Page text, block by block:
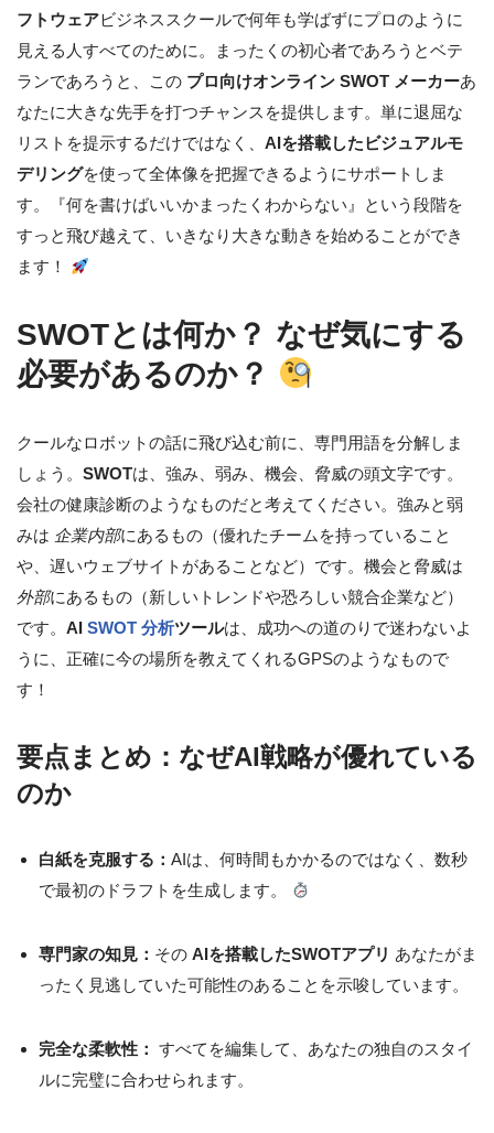
フトウェアビジネススクールで何年も学ばずにプロのように
見える人すべてのために。まったくの初心者であろうとベテ
ランであろうと、この プロ向けオンライン SWOT メーカーあ
なたに大きな先手を打つチャンスを提供します。単に退屈な
リストを提示するだけではなく、 AIを搭載したビジュアルモ
デリングを使って全体像を把握できるようにサポートしま
す。『何を書けばいいかまったくわからない』という段階を
すっと飛び越えて、いきなり大きな動きを始めることができ
ます！
SWOTとは何か？ なぜ気にする
必要があるのか？
クールなロボットの話に飛び込む前に、専門用語を分解しま
しょう。 SWOTは、強み、弱み、機会、脅威の頭文字です。
会社の健康診断のようなものだと考えてください。強みと弱
みは 企業内部にあるもの（優れたチームを持っていること
や、遅いウェブサイトがあることなど）です。機会と脅威は
外部にあるもの（新しいトレンドや恐ろしい競合企業など）
です。 AI SWOT 分析ツールは、成功への道のりで迷わないよ
うに、正確に今の場所を教えてくれるGPSのようなもので
す！
要点まとめ：なぜAI戦略が優れている
のか
白紙を克服する： AIは、何時間もかかるのではなく、数秒
で最初のドラフトを生成します。
専門家の知見： その AIを搭載したSWOTアプリ あなたがま
ったく見逃していた可能性のあることを示唆しています。
完全な柔軟性： すべてを編集して、あなたの独自のスタイ
ルに完璧に合わせられます。